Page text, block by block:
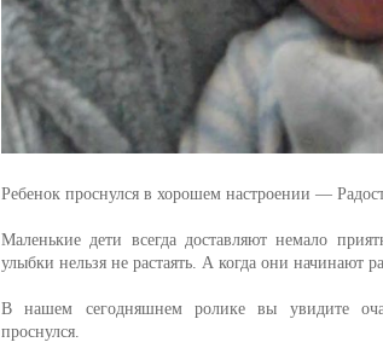
Ребенок проснулся в хорошем настроении —
Маленькие дети всегда доставляют немало
улыбки нельзя не растаять. А когда они начинают
В нашем сегодняшнем ролике вы увидите
проснулся.